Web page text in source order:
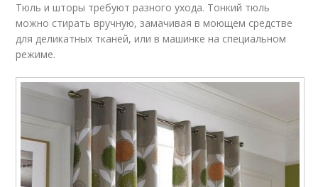
Тюль и шторы требуют разного ухода. Тонкий тюль
можно стирать вручную, замачивая в моющем средстве
для деликатных тканей, или в машинке на специальном
режиме.